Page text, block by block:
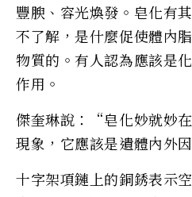
豐腴、容光煥發。皂化有
不了解，是什麼促使體內
物質的。有人認為應該是
作用。
傑奎琳說：“皂化妙就妙
現象，它應該是遺體內外
十字架項鏈上的銅銹表示